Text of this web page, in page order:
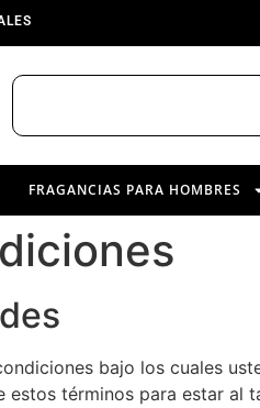
FRAGANCIAS PARA HOMBRES
bajo los cuales
estos términos para estar